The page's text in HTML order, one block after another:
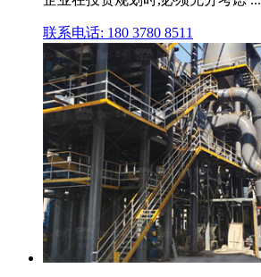
联系电话: 180 3780 8511